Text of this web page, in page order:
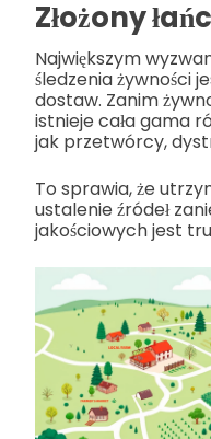
Złożony
Największym
śledzenia żywności
dostaw. Zanim
istnieje cała gama
jak przetwórcy,
To sprawia, że
ustalenie źródeł
jakościowych jest